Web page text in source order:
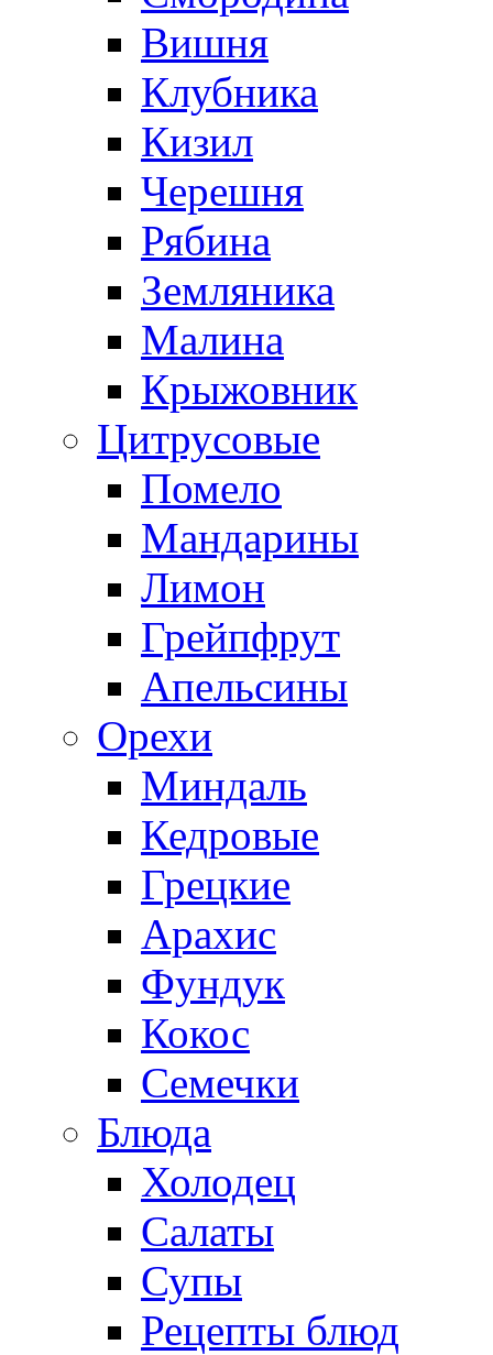
Вишня
Клубника
Кизил
Черешня
Рябина
Земляника
Малина
Крыжовник
Цитрусовые
Помело
Мандарины
Лимон
Грейпфрут
Апельсины
Орехи
Миндаль
Кедровые
Грецкие
Арахис
Фундук
Кокос
Семечки
Блюда
Холодец
Салаты
Супы
Рецепты блюд